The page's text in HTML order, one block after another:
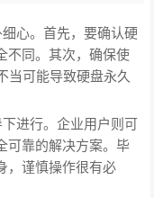
心。首先，要确认硬
不同。其次，确保使
当可能导致硬盘永久
进行。企业用户则可
可靠的解决方案。毕
，谨慎操作很有必